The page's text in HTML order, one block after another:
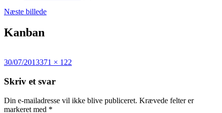
Næste billede
Kanban
Udgivet
30/07/2013Fuld
371 × 122
Skriv et svar
Din e-mailadresse vil ikke blive publiceret. Krævede felter er
markeret med *